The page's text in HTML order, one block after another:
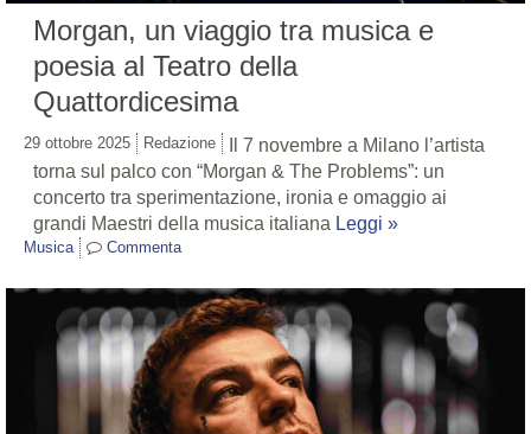
Morgan, un viaggio tra musica e
poesia al Teatro della
Quattordicesima
29 ottobre 2025 Redazione
Il 7 novembre a Milano l’artista
torna sul palco con “Morgan & The Problems”: un
concerto tra sperimentazione, ironia e omaggio ai
grandi Maestri della musica italiana Leggi »
Musica Commenta